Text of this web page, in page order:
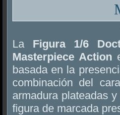
La Figura 1/6
Masterpiece Action
basada en la
combinación del
armadura plateadas
figura de marcada